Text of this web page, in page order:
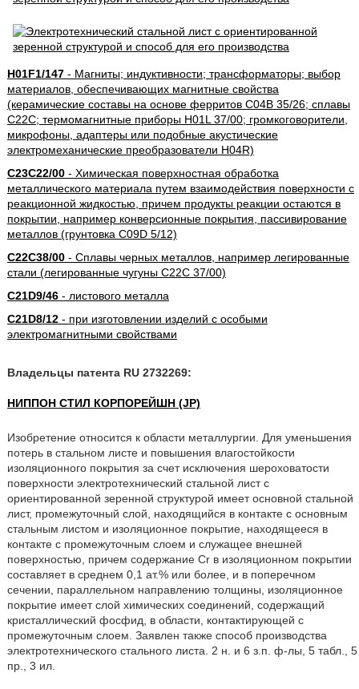
H01F1/147- Магниты; индуктивности; трансформаторы; выбор
материалов, обеспечивающих магнитные свойства
(керамические составы на основе ферритов C04B 35/26; сплавы
C22C; термомагнитные приборы H01L 37/00; громкоговорители,
микрофоны, адаптеры или подобные акустические
электромеханические преобразователи H04R)
C23C22/00- Химическая поверхностная обработка
металлического материала путем взаимодействия поверхности с
реакционной жидкостью, причем продукты реакции остаются в
покрытии, например конверсионные покрытия, пассивирование
металлов (грунтовка C09D 5/12)
C22C38/00- Сплавы черных металлов, например легированные
стали (легированные чугуны C22C 37/00)
C21D9/46- листового металла
C21D8/12- при изготовлении изделий с особыми
электромагнитными свойствами
Владельцы патента RU 2732269:
НИППОН СТИЛ КОРПОРЕЙШН (JP)
Изобретение относится к области металлургии. Для уменьшения
потерь в стальном листе и повышения влагостойкости
изоляционного покрытия за счет исключения шероховатости
поверхности электротехнический стальной лист с
ориентированной зеренной структурой имеет основной стальной
лист, промежуточный слой, находящийся в контакте с основным
стальным листом и изоляционное покрытие, находящееся в
контакте с промежуточным слоем и служащее внешней
поверхностью, причем содержание Cr в изоляционном покрытии
составляет в среднем 0,1 ат.% или более, и в поперечном
сечении, параллельном направлению толщины, изоляционное
покрытие имеет слой химических соединений, содержащий
кристаллический фосфид, в области, контактирующей с
промежуточным слоем. Заявлен также способ производства
электротехнического стального листа. 2 н. и 6 з.п. ф-лы, 5 табл., 5
пр., 3 ил.